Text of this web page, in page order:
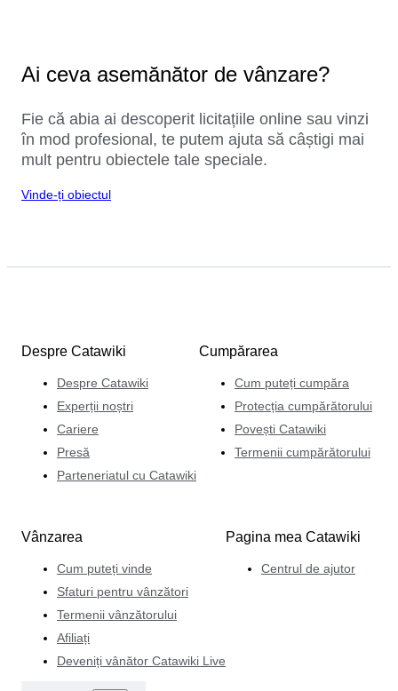
Ai ceva asemănător de vânzare?
Fie că abia ai descoperit licitațiile online sau vinzi
în mod profesional, te putem ajuta să câștigi mai
mult pentru obiectele tale speciale.
Vinde-ți obiectul
Despre Catawiki
Despre Catawiki
Experții noștri
Cariere
Presă
Parteneriatul cu Catawiki
Cumpărarea
Cum puteți cumpăra
Protecția cumpărătorului
Povești Catawiki
Termenii cumpărătorului
Vânzarea
Cum puteți vinde
Sfaturi pentru vânzători
Termenii vânzătorului
Afiliați
Deveniți vânător Catawiki Live
Pagina mea Catawiki
Centrul de ajutor